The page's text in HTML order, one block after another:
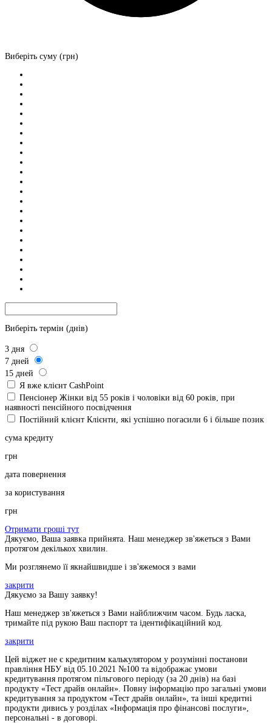
Виберіть суму (грн)
Виберіть термін (днів)
3 дня
7 дней
15 дней
Я вже клієнт CashPoint
Пенсіонер Жінки від 55 років і чоловіки від 60 років, при
наявності пенсійного посвідчення
Постійний клієнт Клієнти, які успішно погасили 6 і більше позик
сума кредиту
грн
дата повернення
за користування
грн
Отримати гроші тут
Дякуємо, Ваша заявка прийнята. Наш менеджер зв'яжеться з Вами
протягом декількох хвилин.
Ми розглянемо її якнайшвидше і зв'яжемося з вами
закрити
Дякуємо за Вашу заявку!
Наш менеджер зв'яжеться з Вами найближчим часом. Будь ласка,
тримайте під рукою Ваш паспорт та ідентифікаційний код.
закрити
Цей віджет не є кредитним калькулятором у розумінні постанови
правління НБУ від 05.10.2021 №100 та відображає умови
кредитування протягом пільгового періоду (за 20 днів) на базі
продукту «Тест драйв онлайн». Повну інформацію про загальні умови
кредитування за продуктом «Тест драйв онлайн», та інші кредитні
продукти дивись у розділах «Інформація про фінансові послуги»,
персональні - в договорі.